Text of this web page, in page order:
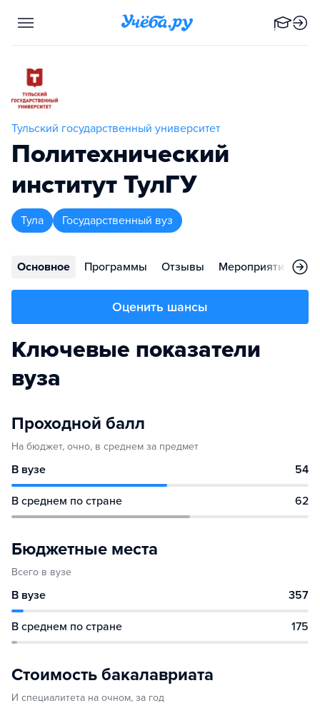
Тульский государственный университет
Политехнический
институт ТулГУ
Тула Государственный вуз
Основное Программы Отзывы Мероприятия
Оценить шансы
Ключевые показатели
вуза
Проходной балл
На бюджет, очно, в среднем за предмет
В вузе 54
В среднем по стране 62
Бюджетные места
Всего в вузе
В вузе 357
В среднем по стране 175
Стоимость бакалавриата
И специалитета на очном, за год